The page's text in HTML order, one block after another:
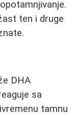
ten i druge
DHA
sa
tamnu